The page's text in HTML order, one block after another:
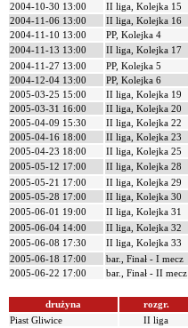
2004-10-30 13:00
II liga, Kolejka 15
2004-11-06 13:00
II liga, Kolejka 16
2004-11-10 13:00
PP, Kolejka 4
2004-11-13 13:00
II liga, Kolejka 17
2004-11-27 13:00
PP, Kolejka 5
2004-12-04 13:00
PP, Kolejka 6
2005-03-25 15:00
II liga, Kolejka 19
2005-03-31 16:00
II liga, Kolejka 20
2005-04-09 15:30
II liga, Kolejka 22
2005-04-16 18:00
II liga, Kolejka 23
2005-04-23 18:00
II liga, Kolejka 25
2005-05-12 17:00
II liga, Kolejka 28
2005-05-21 17:00
II liga, Kolejka 29
2005-05-28 17:00
II liga, Kolejka 30
2005-06-01 19:00
II liga, Kolejka 31
2005-06-04 14:00
II liga, Kolejka 32
2005-06-08 17:30
II liga, Kolejka 33
2005-06-18 17:00
bar., Finał - I mecz
2005-06-22 17:00
bar., Finał - II mecz
drużyna rozgr.
Piast Gliwice
II liga